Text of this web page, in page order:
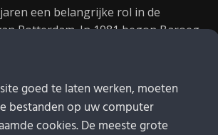
een belangrijke rol in de
Rotterdam. In 1981 begon Baroeg
goed te laten werken, moeten
bestanden op uw computer
cookies. De meeste grote